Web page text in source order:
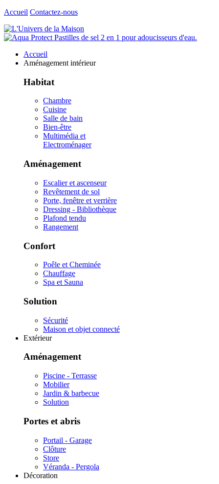
Accueil Contactez-nous
Accueil
Aménagement intérieur
Habitat
Chambre
Cuisine
Salle de bain
Bien-être
Multimédia et
Electroménager
Aménagement
Escalier et ascenseur
Revêtement de sol
Porte, fenêtre et verrière
Dressing - Bibliothèque
Plafond tendu
Rangement
Confort
Poêle et Cheminée
Chauffage
Spa et Sauna
Solution
Sécurité
Maison et objet connecté
Extérieur
Aménagement
Piscine - Terrasse
Mobilier
Jardin & barbecue
Solution
Portes et abris
Portail - Garage
Clôture
Store
Véranda - Pergola
Décoration